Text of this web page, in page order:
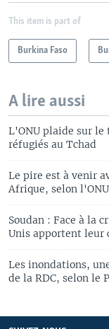
This item is part of
Burkina Faso
A lire aussi
L'ONU plaide sur le
réfugiés au Tchad
Le pire est à venir
Afrique, selon l'ONU
Soudan : Face à la
Unis apportent leur
Les inondations,
de la RDC, selon le